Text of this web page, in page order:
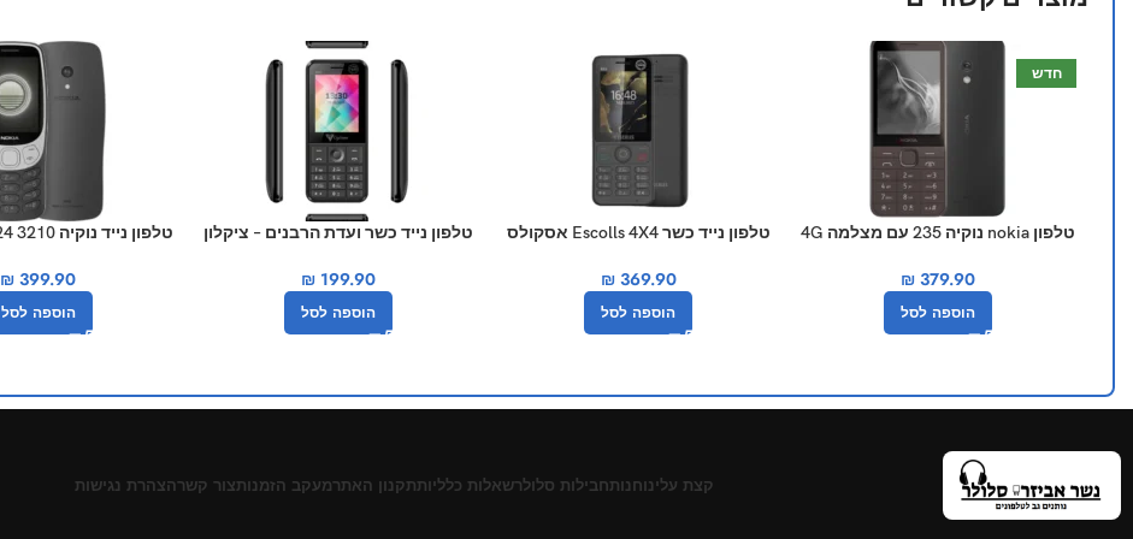
חדש
טלפון nokia נוקיה 235 עם מצלמה 4G
₪ 379.90
הוספה לסל
טלפון נייד כשר Escolls 4X4 אסקולס
₪369.90
הוספה לסל
טלפון נייד כשר ועדת הרבנים – ציקלון
₪ 199.90
הוספה לסל
טלפון נייד נוקיה 3210 2024 nokia 4G
₪ 399.90
הוספה לסל
קצת עלינוחנותחבילות סלולרשאלות כלליותתקנון האתרמעקב הזמנותצור קשרהצהרת נגישות